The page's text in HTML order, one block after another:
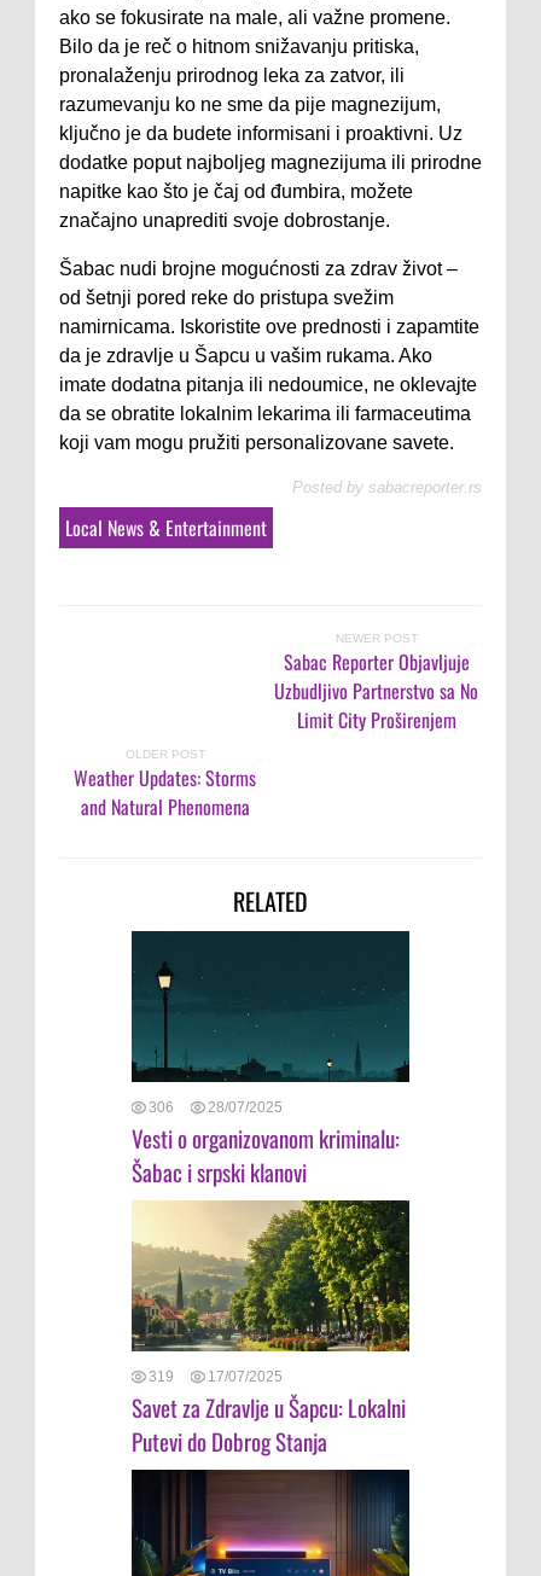
ako se fokusirate na male, ali važne promene.
Bilo da je reč o hitnom snižavanju pritiska,
pronalaženju prirodnog leka za zatvor, ili
razumevanju ko ne sme da pije magnezijum,
ključno je da budete informisani i proaktivni. Uz
dodatke poput najboljeg magnezijuma ili prirodne
napitke kao što je čaj od đumbira, možete
značajno unaprediti svoje dobrostanje.
Šabac nudi brojne mogućnosti za zdrav život –
od šetnji pored reke do pristupa svežim
namirnicama. Iskoristite ove prednosti i zapamtite
da je zdravlje u Šapcu u vašim rukama. Ako
imate dodatna pitanja ili nedoumice, ne oklevajte
da se obratite lokalnim lekarima ili farmaceutima
koji vam mogu pružiti personalizovane savete.
Posted by sabacreporter.rs
Local News & Entertainment
NEWER POST
Sabac Reporter Objavljuje
Uzbudljivo Partnerstvo sa No
Limit City Proširenjem
OLDER POST
Weather Updates: Storms
and Natural Phenomena
RELATED
306 28/07/2025
Vesti o organizovanom kriminalu:
Šabac i srpski klanovi
319 17/07/2025
Savet za Zdravlje u Šapcu: Lokalni
Putevi do Dobrog Stanja